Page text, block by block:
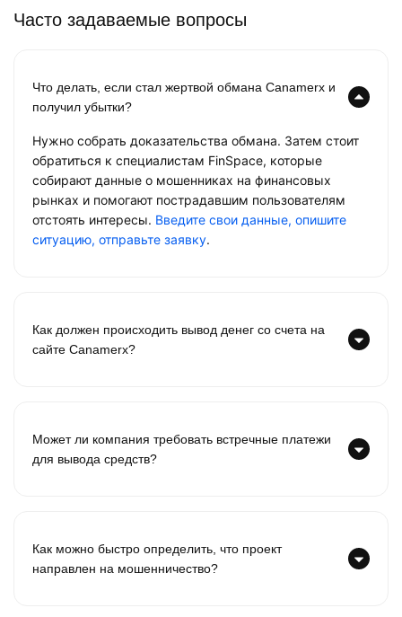
Часто задаваемые вопросы
Что делать, если стал жертвой обмана Canamerx и
получил убытки?
Нужно собрать доказательства обмана. Затем стоит
обратиться к специалистам FinSpace, которые
собирают данные о мошенниках на финансовых
рынках и помогают пострадавшим пользователям
отстоять интересы. Введите свои данные, опишите
ситуацию, отправьте заявку.
Как должен происходить вывод денег со счета на
сайте Canamerx?
Может ли компания требовать встречные платежи
для вывода средств?
Как можно быстро определить, что проект
направлен на мошенничество?